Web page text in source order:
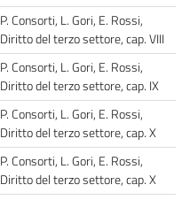
P. Consorti, L. Gori, E. Rossi,
Diritto del terzo settore, cap. VIII
P. Consorti, L. Gori, E. Rossi,
Diritto del terzo settore, cap. IX
P. Consorti, L. Gori, E. Rossi,
Diritto del terzo settore, cap. X
P. Consorti, L. Gori, E. Rossi,
Diritto del terzo settore, cap. X